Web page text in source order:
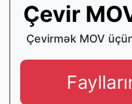
Çevir
Çevirmək MOV